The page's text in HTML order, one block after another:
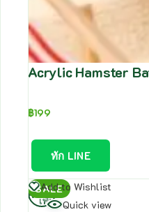
Acrylic Hamster
฿199
ทัก LINE
SALE
Add to Wishlist
Quick view
อ่าน
เพิ่ม